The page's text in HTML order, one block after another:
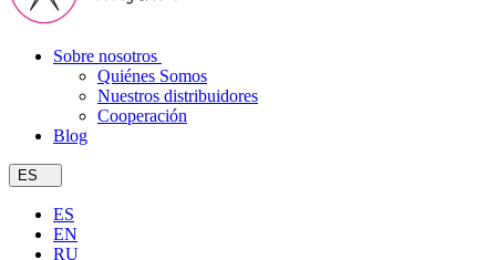
Sobre nosotros
Quiénes Somos
Nuestros distribuidores
Cooperación
Blog
ES
ES
EN
RU